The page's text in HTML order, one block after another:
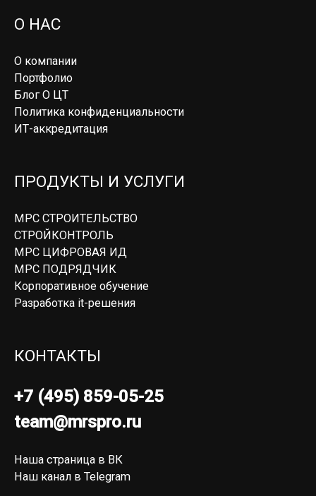
О НАС
О компании
Портфолио
Блог О ЦТ
Политика конфиденциальности
ИТ-аккредитация
ПРОДУКТЫ И УСЛУГИ
МРС СТРОИТЕЛЬСТВО
СТРОЙКОНТРОЛЬ
МРС ЦИФРОВАЯ ИД
МРС ПОДРЯДЧИК
Корпоративное обучение
Разработка it-решения
КОНТАКТЫ
+7 (495) 859-05-25
team@mrspro.ru
Наша страница в ВК
Наш канал в Telegram